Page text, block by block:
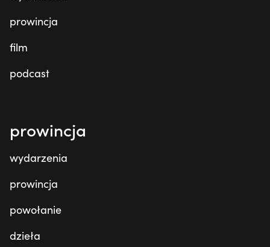
prowincja
film
podcast
prowincja
wydarzenia
prowincja
powołanie
dzieła